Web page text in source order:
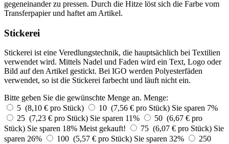
gegeneinander zu pressen. Durch die Hitze löst sich die Farbe vom
Transferpapier und haftet am Artikel.
Stickerei
Stickerei ist eine Veredlungstechnik, die hauptsächlich bei Textilien
verwendet wird. Mittels Nadel und Faden wird ein Text, Logo oder
Bild auf den Artikel gestickt. Bei IGO werden Polyesterfäden
verwendet, so ist die Stickerei farbecht und läuft nicht ein.
Bitte geben Sie die gewünschte Menge an. Menge:
5 (8,10 € pro Stück)
10 (7,56 € pro Stück) Sie sparen 7%
25 (7,23 € pro Stück) Sie sparen 11%
50 (6,67 € pro
Stück) Sie sparen 18% Meist gekauft! 75 (6,07 € pro Stück) Sie
sparen 26%
100 (5,57 € pro Stück) Sie sparen 32%
250